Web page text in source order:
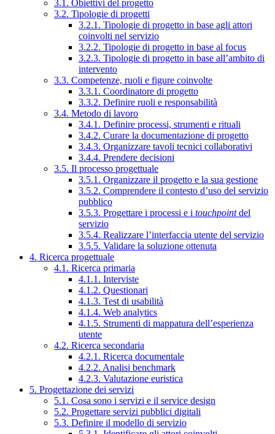
3.1. Obiettivi del progetto
3.2. Tipologie di progetti
3.2.1. Tipologie di progetto in base agli attori
coinvolti nel servizio
3.2.2. Tipologie di progetto in base al focus
3.2.3. Tipologie di progetto in base all’ambito di
intervento
3.3. Competenze, ruoli e figure coinvolte
3.3.1. Coordinatore di progetto
3.3.2. Definire ruoli e responsabilità
3.4. Metodo di lavoro
3.4.1. Definire processi, strumenti e rituali
3.4.2. Curare la documentazione di progetto
3.4.3. Organizzare tavoli tecnici collaborativi
3.4.4. Prendere decisioni
3.5. Il processo progettuale
3.5.1. Organizzare il progetto e la sua gestione
3.5.2. Comprendere il contesto d’uso del servizio
pubblico
3.5.3. Progettare i processi e i touchpointdel
servizio
3.5.4. Realizzare l’interfaccia utente del servizio
3.5.5. Validare la soluzione ottenuta
4. Ricerca progettuale
4.1. Ricerca primaria
4.1.1. Interviste
4.1.2. Questionari
4.1.3. Test di usabilità
4.1.4. Web analytics
4.1.5. Strumenti di mappatura dell’esperienza
utente
4.2. Ricerca secondaria
4.2.1. Ricerca documentale
4.2.2. Analisi benchmark
4.2.3. Valutazione euristica
5. Progettazione dei servizi
5.1. Cosa sono i servizi e il service design
5.2. Progettare servizi pubblici digitali
5.3. Definire il modello di servizio